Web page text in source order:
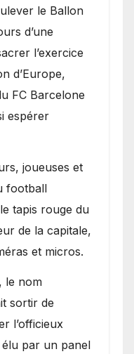
le Ballon
d’une
l’exercice
d’Europe,
FC Barcelone
espérer
joueuses et
football
tapis rouge du
de la capitale,
et micros.
le nom
sortir de
l’officieux
élu par un panel